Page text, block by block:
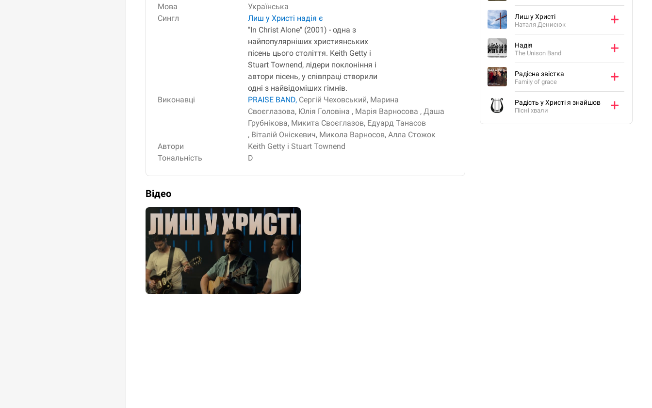
Мова
Українська
Сингл
Лиш у Христі надія є
"In Christ Alone" (2001) - одна з
найпопулярніших християнських
пісень цього століття. Keith Getty і
Stuart Townend, лідери поклоніння і
автори пісень, у співпраці створили
одні з найвідоміших гімнів.
Виконавці
PRAISE BAND, Сергій Чеховський, Марина
Своєглазова, Юлія Головіна , Марія Варносова , Даша
Грубнікова, Микита Своєглазов, Едуард Танасов
, Віталій Оніскевич, Микола Варносов, Алла Стожок
Автори
Keith Getty і Stuart Townend
Тональність
D
Відео
Лиш у Христі
Наталя Денисюк
Надія
The Unison Band
Радісна звістка
Family of grace
Радість у Христі я знайшов
Пісні хвали